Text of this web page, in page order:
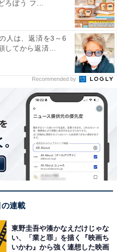
ろぼう フ...
人は、返済を3～6
してから返済...
Recommended by
連載
東野圭吾や湊かなえだけじゃな
い、「業と罪」を描く『映画ち
いかわ』から強く連想した映画